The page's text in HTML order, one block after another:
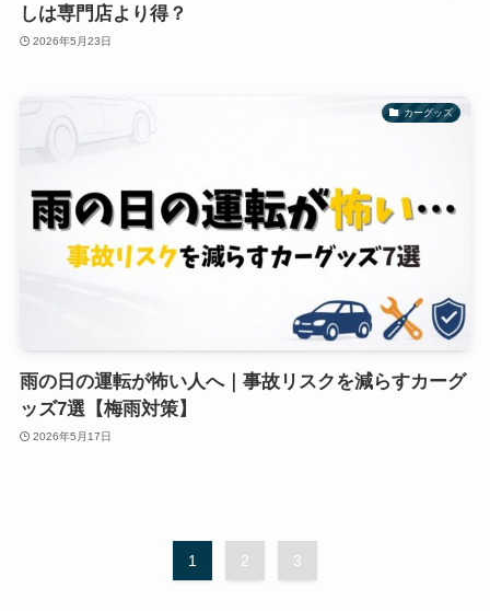
しは専門店より得？
2026年5月23日
カーグッズ
雨の日の運転が怖い人へ｜事故リスクを減らすカーグ
ッズ7選【梅雨対策】
2026年5月17日
1 2 3